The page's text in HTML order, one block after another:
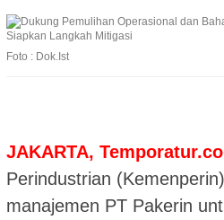
Foto : Dok.Ist
JAKARTA,
Perindustrian
manajemen PT Pakerin